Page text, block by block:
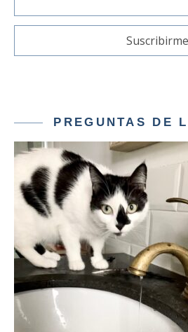
PREGUNTAS DE